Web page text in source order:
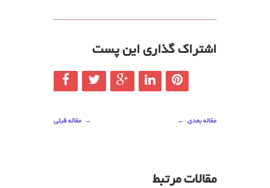
اشتراک گذاری این پست
→ مقاله قبلی مقاله بعدی ←
مقالات مرتبط